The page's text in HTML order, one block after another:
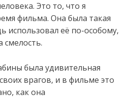
Это то, что я
фильма. Она была такая
использовал её по-особому,
смелость.
была удивительная
врагов, и в фильме это
как она